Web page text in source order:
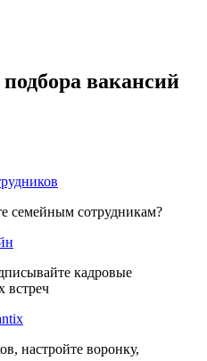
вакансий
семейным сотрудникам?
кадровые
встреч
настройте воронку,